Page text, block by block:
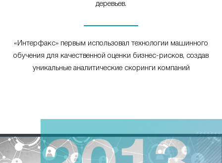
деревьев.
«Интерфакс» первым использовал технологии машинного
обучения для качественной оценки бизнес-рисков, создав
уникальные аналитические скоринги компаний